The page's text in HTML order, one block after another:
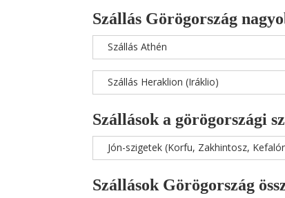
Szállás Görögország
Szállás Athén
Szállás Heraklion (Iráklio)
Szállások a görögországi
Jón-szigetek (Korfu, Zakhintosz,
Szállások Görögország